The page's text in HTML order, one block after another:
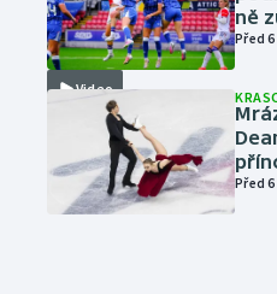
Video
ně
Před
Před